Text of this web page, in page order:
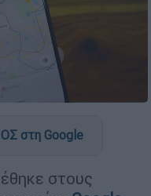
στη Google
στους